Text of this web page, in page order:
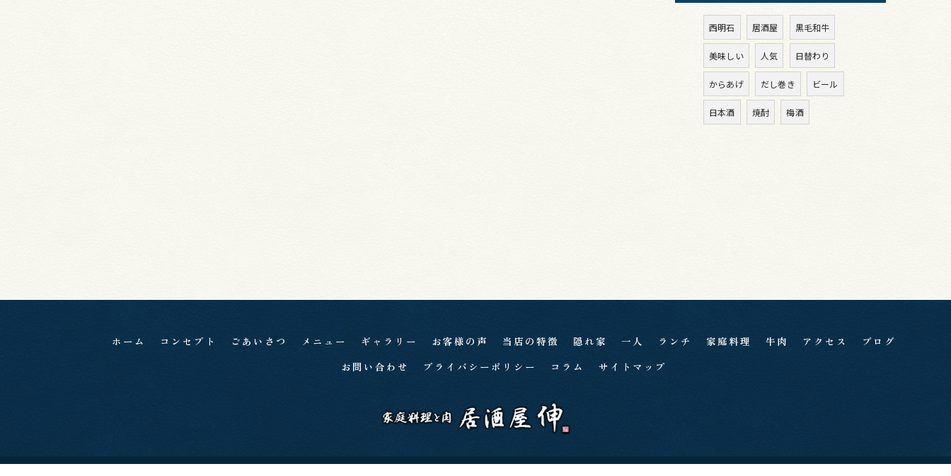
西明石 居酒屋 黒毛和牛
美味しい 人気 日替わり
からあげ だし巻き ビール
日本酒 焼酎 梅酒
ホーム コンセプト ごあいさつ メニュー ギャラリー お客様の声 当店の特徴 隠れ家 一人 ランチ 家庭料理 牛肉 アクセス
ブログ
お問い合わせ
プライバシーポリシー コラム サイトマップ